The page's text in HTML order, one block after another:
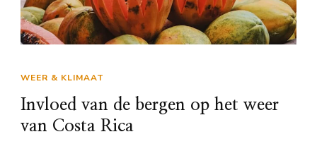
WEER & KLIMAAT
Invloed van de bergen op het weer
van Costa Rica